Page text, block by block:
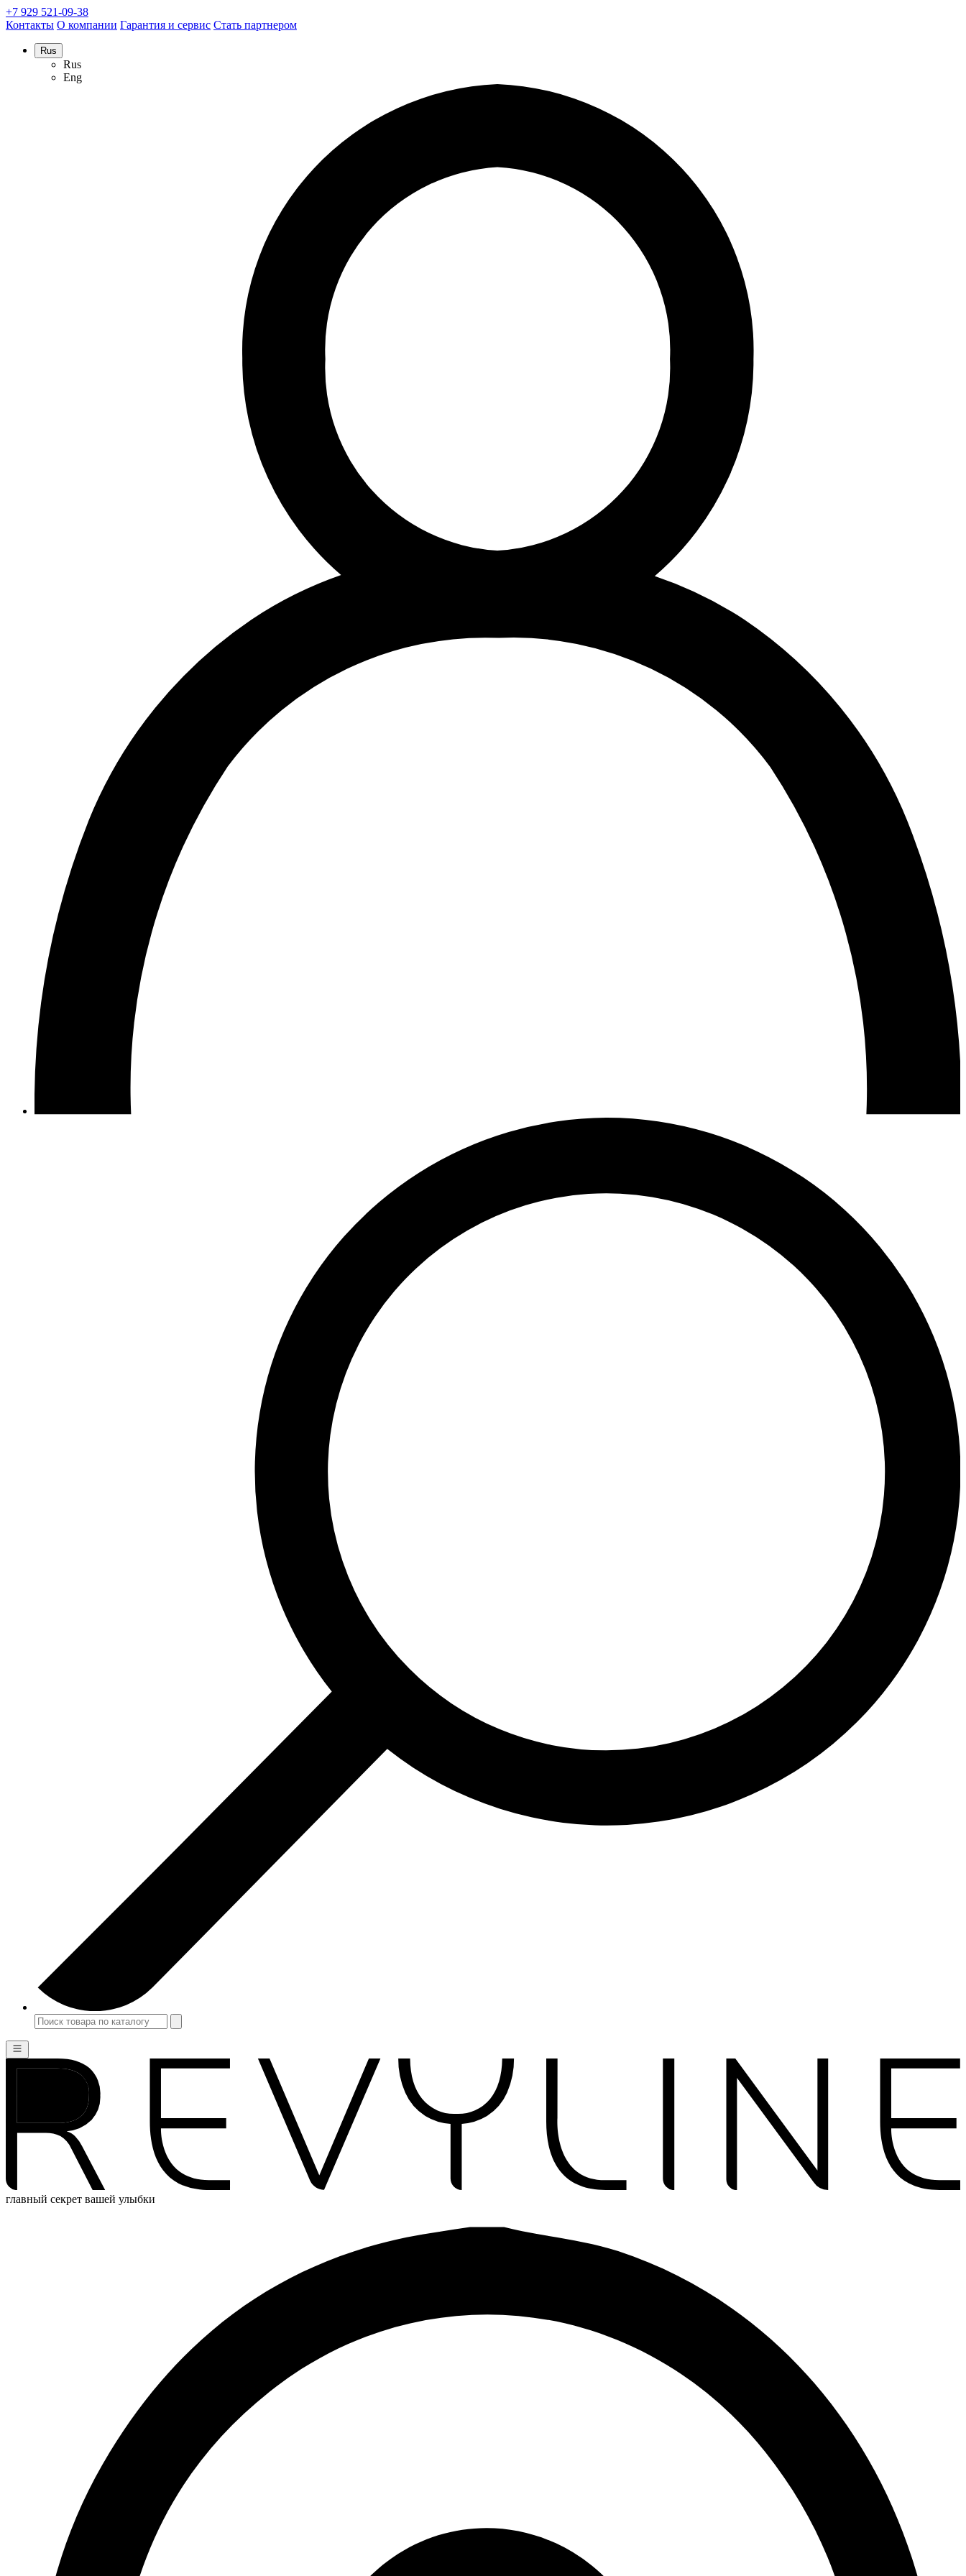
+7 929 521-09-38
Контакты О компании Гарантия и сервис Стать партнером
Rus
Rus
Eng
главный секрет вашей улыбки